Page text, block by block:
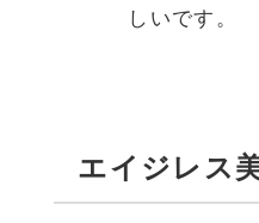
しいです。
エイジレス